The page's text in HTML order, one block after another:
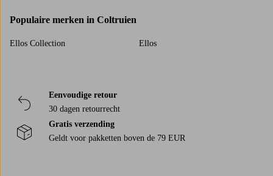
Populaire merken in Coltruien
Ellos Collection Ellos
Eenvoudige retour
30 dagen retourrecht
Gratis verzending
Geldt voor pakketten boven de 79 EUR